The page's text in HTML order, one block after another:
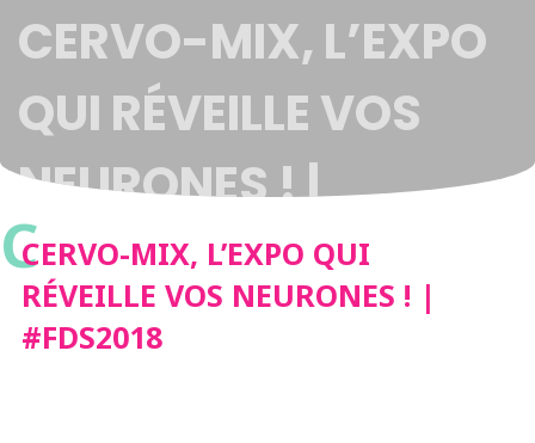
CERVO-MIX, L’EXPO
QUI RÉVEILLE VOS
NEURONES ! |
#FDS2018
CCERVO-MIX, L’EXPO QUI
RÉVEILLE VOS NEURONES ! |
#FDS2018